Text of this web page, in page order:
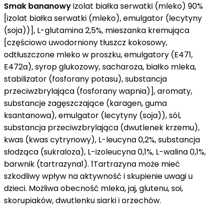
Smak bananowyizolat białka serwatki (mleko) 90%
[izolat białka serwatki (mleko), emulgator (lecytyny
(soja))], L-glutamina 2,5%, mieszanka kremująca
[częściowo uwodorniony tłuszcz kokosowy,
odtłuszczone mleko w proszku, emulgatory (E471,
E472a), syrop glukozowy, sacharoza, białko mleka,
stabilizator (fosforany potasu), substancja
przeciwzbrylająca (fosforany wapnia)], aromaty,
substancje zagęszczające (karagen, guma
ksantanowa), emulgator (lecytyny (soja)), sól,
substancja przeciwzbrylająca (dwutlenek krzemu),
kwas (kwas cytrynowy), L-leucyna 0,2%, substancja
słodząca (sukraloza), L-izoleucyna 0,1%, L-walina 0,1%,
barwnik (tartrazyna1). 1Tartrazyna może mieć
szkodliwy wpływ na aktywność i skupienie uwagi u
dzieci. Możliwa obecność mleka, jaj, glutenu, soi,
skorupiaków, dwutlenku siarki i orzechów.